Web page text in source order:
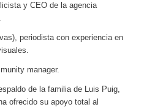
y CEO de la agencia
periodista con experiencia en
manager.
de la familia de Luis Puig,
ofrecido su apoyo total al